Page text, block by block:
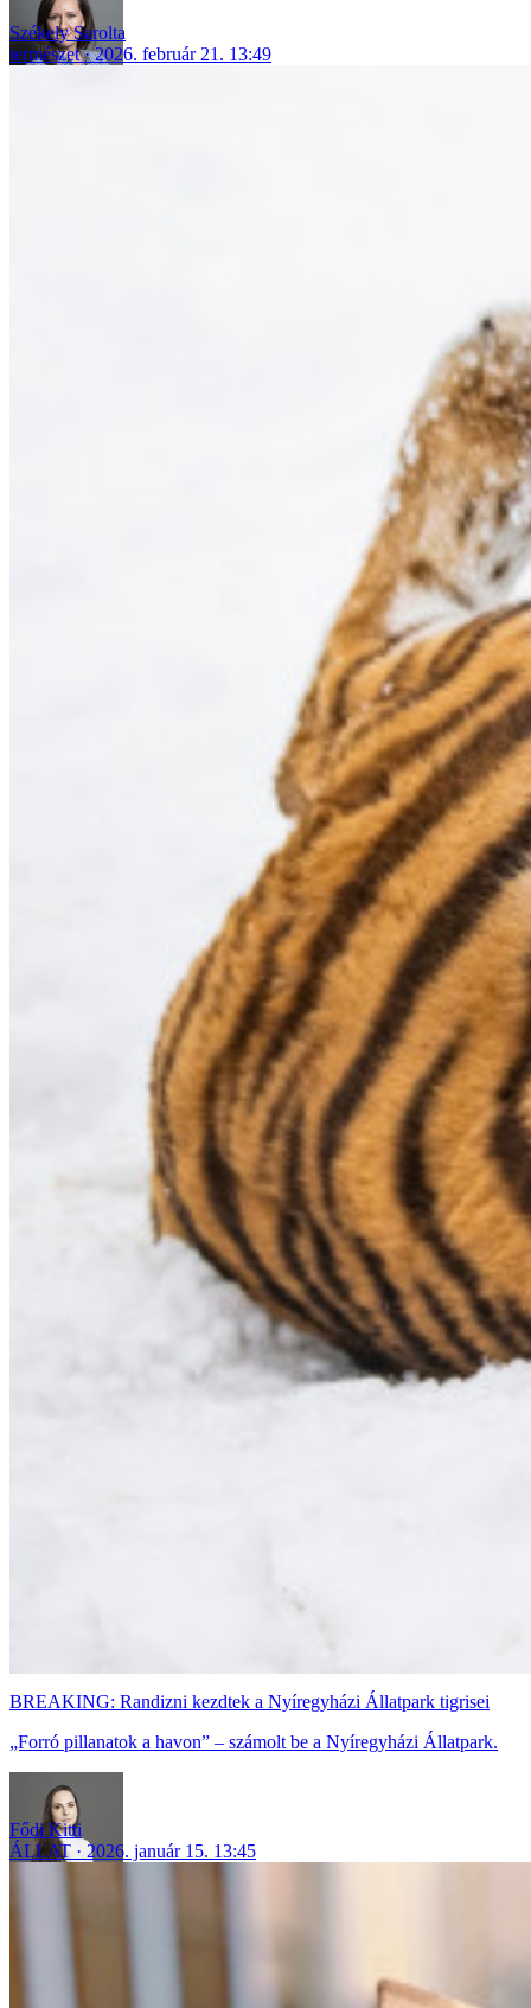
Székely Sarolta
természet
2026. február 21. 13:49
BREAKING: Randizni kezdtek a Nyíregyházi Állatpark tigrisei
„Forró pillanatok a havon” – számolt be a Nyíregyházi Állatpark.
Fődi Kitti
ÁLLAT
2026. január 15. 13:45